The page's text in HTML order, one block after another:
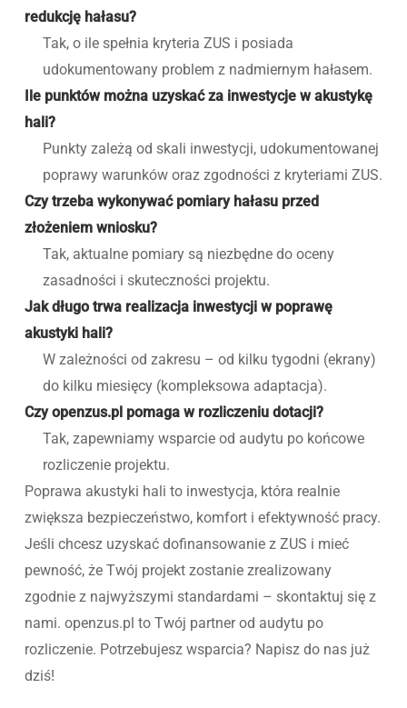
redukcję hałasu?
Tak, o ile spełnia kryteria ZUS i posiada
udokumentowany problem z nadmiernym hałasem.
Ile punktów można uzyskać za inwestycje w akustykę
hali?
Punkty zależą od skali inwestycji, udokumentowanej
poprawy warunków oraz zgodności z kryteriami ZUS.
Czy trzeba wykonywać pomiary hałasu przed
złożeniem wniosku?
Tak, aktualne pomiary są niezbędne do oceny
zasadności i skuteczności projektu.
Jak długo trwa realizacja inwestycji w poprawę
akustyki hali?
W zależności od zakresu – od kilku tygodni (ekrany)
do kilku miesięcy (kompleksowa adaptacja).
Czy openzus.pl pomaga w rozliczeniu dotacji?
Tak, zapewniamy wsparcie od audytu po końcowe
rozliczenie projektu.
Poprawa akustyki hali to inwestycja, która realnie
zwiększa bezpieczeństwo, komfort i efektywność pracy.
Jeśli chcesz uzyskać dofinansowanie z ZUS i mieć
pewność, że Twój projekt zostanie zrealizowany
zgodnie z najwyższymi standardami – skontaktuj się z
nami. openzus.pl to Twój partner od audytu po
rozliczenie. Potrzebujesz wsparcia? Napisz do nas już
dziś!